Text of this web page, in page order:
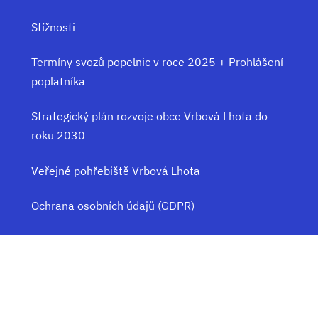
Stížnosti
Termíny svozů popelnic v roce 2025 + Prohlášení
poplatníka
Strategický plán rozvoje obce Vrbová Lhota do
roku 2030
Veřejné pohřebiště Vrbová Lhota
Ochrana osobních údajů (GDPR)